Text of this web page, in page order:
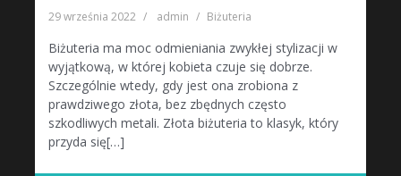
29 września 2022 admin Biżuteria
Biżuteria ma moc odmieniania zwykłej stylizacji w
wyjątkową, w której kobieta czuje się dobrze.
Szczególnie wtedy, gdy jest ona zrobiona z
prawdziwego złota, bez zbędnych często
szkodliwych metali. Złota biżuteria to klasyk, który
przyda się[…]